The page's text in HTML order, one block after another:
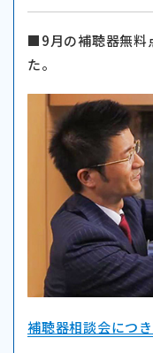
■9月の補聴器無料
た。
補聴器相談会につ